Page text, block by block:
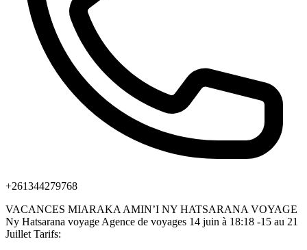
+261344279768
VACANCES MIARAKA AMIN’I NY HATSARANA VOYAGE
Ny Hatsarana voyage Agence de voyages 14 juin à 18:18 -15 au 21
Juillet Tarifs: